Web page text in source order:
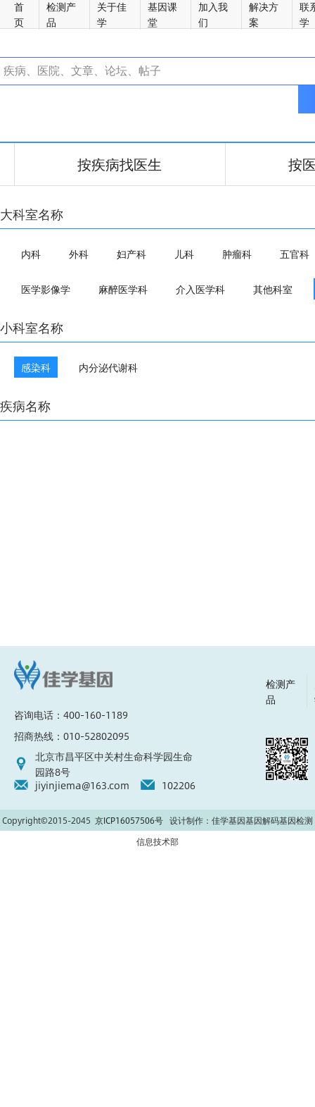
首
页
检测产
品
关于佳
学
基因课
堂
加入我
们
解决方
案
联
学
按疾病找医生 按
大科室名称
内科 外科 妇产科 儿科 肿瘤科 五官科
医学影像学 麻醉医学科 介入医学科 其他科室
小科室名称
感染科 内分泌代谢科
疾病名称
咨询电话：400-160-1189
招商热线：010-52802095
北京市昌平区中关村生命科学园生命
园路8号
jiyinjiema@163.com
102206
检测产
品
Copyright©2015-2045 京ICP16057506号 设计制作：佳学基因基因解码基因检测
信息技术部